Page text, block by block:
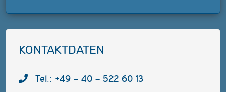
KONTAKTDATEN
Tel.: +49 – 40 – 522 60 13